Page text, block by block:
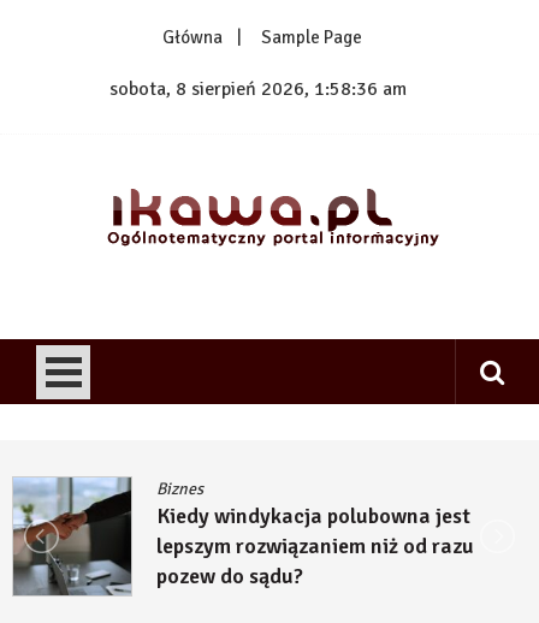
Główna Sample Page
sobota, 8 sierpień 2026, 1:58:36 am
Biznes
Kiedy windykacja polubowna jest
lepszym rozwiązaniem niż od razu
pozew do sądu?